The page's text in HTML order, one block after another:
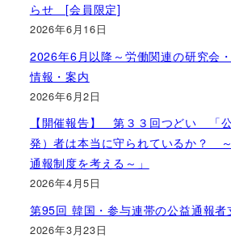
らせ [会員限定]
2026年6月16日
2026年6月以降～労働関連の研究会
情報・案内
2026年6月2日
【開催報告】 第３３回つどい 「
発）者は本当に守られているか？
通報制度を考える～」
2026年4月5日
第95回 韓国・参与連帯の公益通報者
2026年3月23日